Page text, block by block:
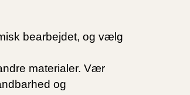
bearbejdet, og vælg
materialer. Vær
og